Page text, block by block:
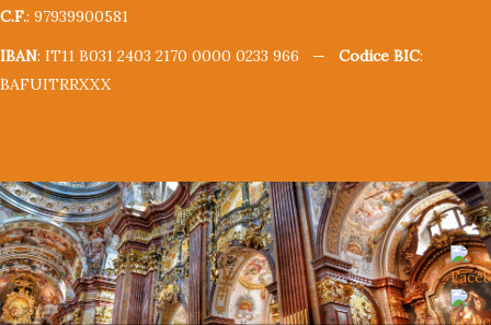
C.F.: 97939900581
IBAN: IT11 B031 2403 2170 0000 0233 966 — Codice BIC:
BAFUITRRXXX